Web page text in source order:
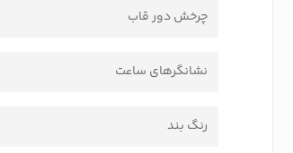
چرخش دور قاب
نشانگرهای ساعت
رنگ بند